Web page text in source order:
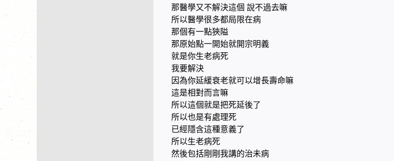
那醫學又不解決這個 說不過去嘛
所以醫學很多都局限在病
那個有一點狹隘
那原始點一開始就開宗明義
就是你生老病死
我要解決
因為你延緩衰老就可以增長壽命嘛
這是相對而言嘛
所以這個就是把死延後了
所以也是有處理死
已經隱含這種意義了
所以生老病死
然後包括剛剛我講的治未病